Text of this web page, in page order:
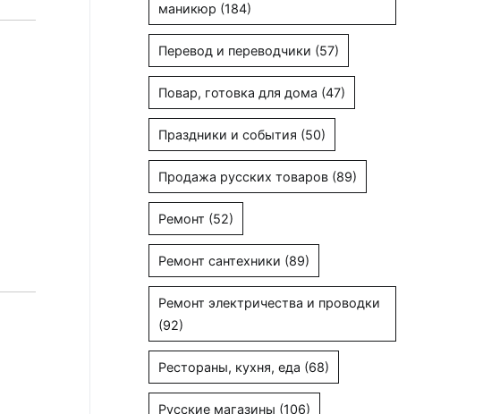
маникюр (184)
Перевод и переводчики (57)
Повар, готовка для дома (47)
Праздники и события (50)
Продажа русских товаров (89)
Ремонт (52)
Ремонт сантехники (89)
Ремонт электричества и проводки
(92)
Рестораны, кухня, еда (68)
Русские магазины (106)